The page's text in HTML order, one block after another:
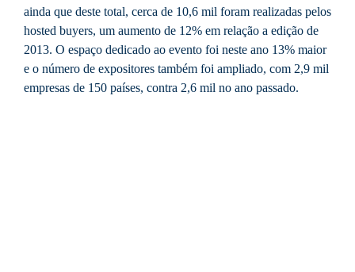
ainda que deste total, cerca de 10,6 mil foram realizadas pelos
hosted buyers, um aumento de 12% em relação a edição de
2013. O espaço dedicado ao evento foi neste ano 13% maior
e o número de expositores também foi ampliado, com 2,9 mil
empresas de 150 países, contra 2,6 mil no ano passado.